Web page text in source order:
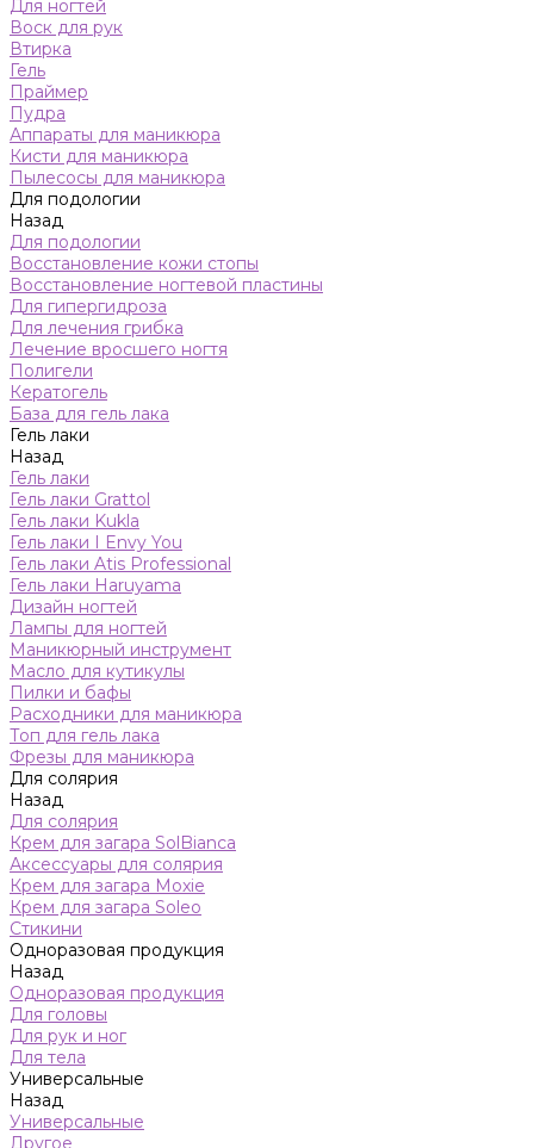
Для ногтей
Воск для рук
Втирка
Гель
Праймер
Пудра
Аппараты для маникюра
Кисти для маникюра
Пылесосы для маникюра
Для подологии
Назад
Для подологии
Восстановление кожи стопы
Восстановление ногтевой пластины
Для гипергидроза
Для лечения грибка
Лечение вросшего ногтя
Полигели
Кератогель
База для гель лака
Гель лаки
Назад
Гель лаки
Гель лаки Grattol
Гель лаки Kukla
Гель лаки I Envy You
Гель лаки Atis Professional
Гель лаки Haruyama
Дизайн ногтей
Лампы для ногтей
Маникюрный инструмент
Масло для кутикулы
Пилки и бафы
Расходники для маникюра
Топ для гель лака
Фрезы для маникюра
Для солярия
Назад
Для солярия
Крем для загара SolBianca
Аксессуары для солярия
Крем для загара Moxie
Крем для загара Soleo
Стикини
Одноразовая продукция
Назад
Одноразовая продукция
Для головы
Для рук и ног
Для тела
Универсальные
Назад
Универсальные
Другое